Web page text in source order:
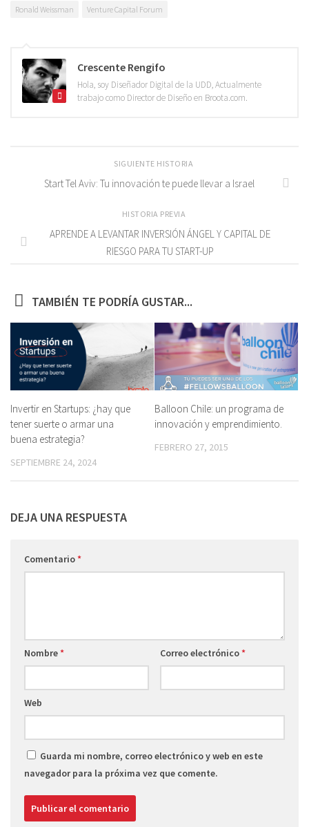
Ronald Weissman Venture Capital Forum
Crescente Rengifo
Hola, soy Diseñador Digital de la UDD, Actualmente
trabajo como Director de Diseño en Broota.com.
SIGUIENTE HISTORIA
Start Tel Aviv: Tu innovación te puede llevar a Israel
HISTORIA PREVIA
APRENDE A LEVANTAR INVERSIÓN ÁNGEL Y CAPITAL DE
RIESGO PARA TU START-UP
TAMBIÉN TE PODRÍA GUSTAR...
Invertir en Startups: ¿hay que
tener suerte o armar una
buena estrategia?
SEPTIEMBRE 24, 2024
Balloon Chile: un programa de
innovación y emprendimiento.
FEBRERO 27, 2015
DEJA UNA RESPUESTA
Comentario*
Nombre* Correo electrónico*
Web
Guarda mi nombre, correo electrónico y web en este
navegador para la próxima vez que comente.